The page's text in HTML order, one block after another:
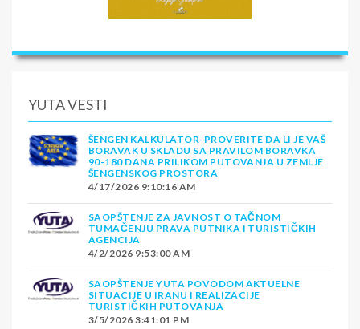
YUTA VESTI
ŠENGEN KALKULATOR-PROVERITE DA LI JE VAŠ
BORAVAK U SKLADU SA PRAVILOM BORAVKA
90-180 DANA PRILIKOM PUTOVANJA U ZEMLJE
ŠENGENSKOG PROSTORA
4/17/2026 9:10:16 AM
SAOPŠTENJE ZA JAVNOST O TAČNOM
TUMAČENJU PRAVA PUTNIKA I TURISTIČKIH
AGENCIJA
4/2/2026 9:53:00 AM
SAOPŠTENJE YUTA POVODOM AKTUELNE
SITUACIJE U IRANU I REALIZACIJE
TURISTIČKIH PUTOVANJA
3/5/2026 3:41:01 PM